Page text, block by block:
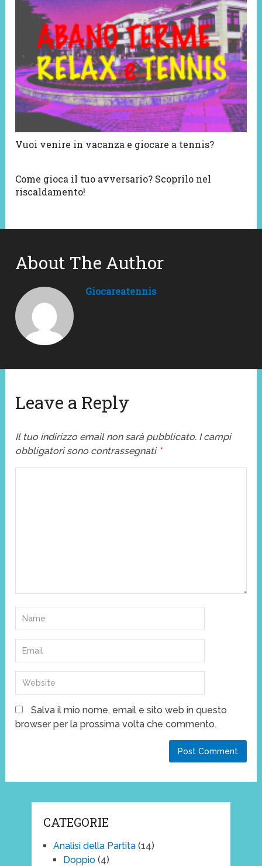
Vuoi venire in vacanza e giocare a tennis?
Come gioca il tuo avversario? Scoprilo nel
riscaldamento!
About The Author
Giocareatennis
Leave a Reply
Il tuo indirizzo email non sarà pubblicato. I campi
obbligatori sono contrassegnati *
Salva il mio nome, email e sito web in questo
browser per la prossima volta che commento.
CATEGORIE
Analisi della Partita(14)
Doppio(4)